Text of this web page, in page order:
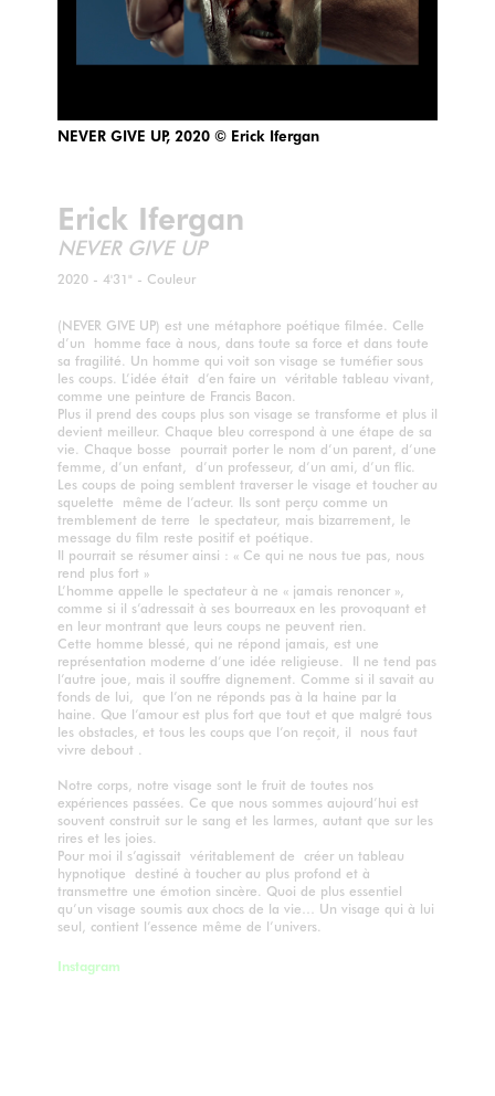
NEVER GIVE UP, 2020 © Erick Ifergan
Erick Ifergan
NEVER GIVE UP
2020 - 4'31" - Couleur
(NEVER GIVE UP) est une métaphore poétique filmée. Celle
d’un homme face à nous, dans toute sa force et dans toute
sa fragilité. Un homme qui voit son visage se tuméfier sous
les coups. L’idée était d’en faire un véritable tableau vivant,
comme une peinture de Francis Bacon.
Plus il prend des coups plus son visage se transforme et plus il
devient meilleur. Chaque bleu correspond à une étape de sa
vie. Chaque bosse pourrait porter le nom d’un parent, d’une
femme, d’un enfant, d’un professeur, d’un ami, d’un flic.
Les coups de poing semblent traverser le visage et toucher au
squelette même de l’acteur. Ils sont perçu comme un
tremblement de terre le spectateur, mais bizarrement, le
message du film reste positif et poétique.
Il pourrait se résumer ainsi : « Ce qui ne nous tue pas, nous
rend plus fort »
L’homme appelle le spectateur à ne « jamais renoncer »,
comme si il s’adressait à ses bourreaux en les provoquant et
en leur montrant que leurs coups ne peuvent rien.
Cette homme blessé, qui ne répond jamais, est une
représentation moderne d’une idée religieuse. Il ne tend pas
l’autre joue, mais il souffre dignement. Comme si il savait au
fonds de lui, que l’on ne réponds pas à la haine par la
haine. Que l’amour est plus fort que tout et que malgré tous
les obstacles, et tous les coups que l’on reçoit, il nous faut
vivre debout .
Notre corps, notre visage sont le fruit de toutes nos
expériences passées. Ce que nous sommes aujourd’hui est
souvent construit sur le sang et les larmes, autant que sur les
rires et les joies.
Pour moi il s’agissait véritablement de créer un tableau
hypnotique destiné à toucher au plus profond et à
transmettre une émotion sincère. Quoi de plus essentiel
qu’un visage soumis aux chocs de la vie… Un visage qui à lui
seul, contient l’essence même de l’univers.
Instagram